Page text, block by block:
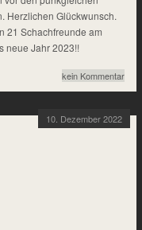
Herzlichen Glückwunsch.
21 Schachfreunde am
neue Jahr 2023!!
kein Kommentar
10. Dezember 2022